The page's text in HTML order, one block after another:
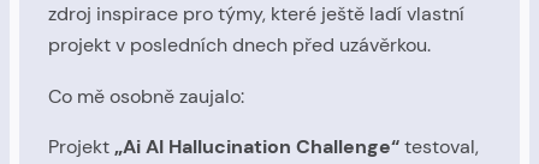
zdroj inspirace pro týmy, které ještě ladí vlastní
projekt v posledních dnech před uzávěrkou.
Co mě osobně zaujalo:
Projekt „Ai AI Hallucination Challenge“testoval,